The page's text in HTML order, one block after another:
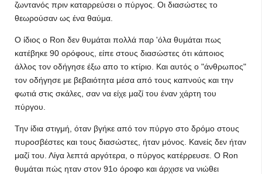
ζωντανός πριν καταρρεύσει ο πύργος. Οι διασώστες το
θεωρούσαν ως ένα θαύμα.
Ο ίδιος ο Ron δεν θυμάται πολλά παρ 'όλα θυμάται πως
κατέβηκε 90 ορόφους, είπε στους διασώστες ότι κάποιος
άλλος τον οδήγησε έξω απο το κτίριο. Και αυτός ο "άνθρωπος"
τον οδήγησε με βεβαιότητα μέσα από τους καπνούς και την
φωτιά στις σκάλες, σαν να είχε μαζί του έναν χάρτη του
πύργου.
Την ίδια στιγμή, όταν βγήκε από τον πύργο στο δρόμο στους
πυροσβέστες και τους διασώστες, ήταν μόνος. Κανείς δεν ήταν
μαζί του. Λίγα λεπτά αργότερα, ο πύργος κατέρρευσε. Ο Ron
θυμάται πώς ηταν στον 91ο όροφο και άρχισε να νιώθει